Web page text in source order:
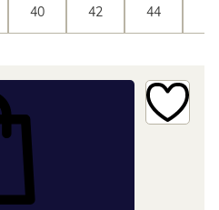
40 42 44